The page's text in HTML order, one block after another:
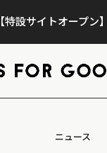
【特設サイトオープ
ニュース